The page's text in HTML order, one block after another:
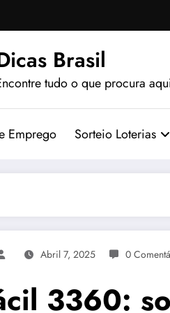
Brasil
tudo o que procura
Emprego Sorteio Loterias
Abril 7, 2025 0
3360: